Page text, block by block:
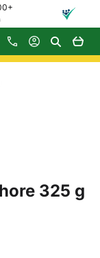
325 g